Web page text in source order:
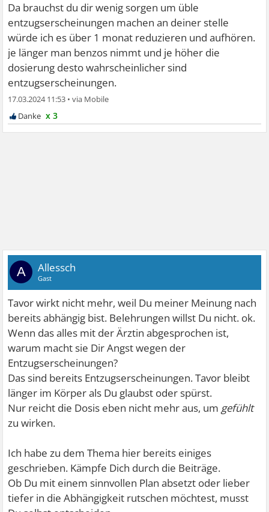
Da brauchst du dir wenig sorgen um üble
entzugserscheinungen machen an deiner stelle
würde ich es über 1 monat reduzieren und aufhören.
je länger man benzos nimmt und je höher die
dosierung desto wahrscheinlicher sind
entzugserscheinungen.
17.03.2024 11:53 •
x 3
A Allessch
Gast
Tavor wirkt nicht mehr, weil Du meiner Meinung nach
bereits abhängig bist. Belehrungen willst Du nicht. ok.
Wenn das alles mit der Ärztin abgesprochen ist,
warum macht sie Dir Angst wegen der
Entzugserscheinungen?
Das sind bereits Entzugserscheinungen. Tavor bleibt
länger im Körper als Du glaubst oder spürst.
Nur reicht die Dosis eben nicht mehr aus, um gefühlt
zu wirken.
Ich habe zu dem Thema hier bereits einiges
geschrieben. Kämpfe Dich durch die Beiträge.
Ob Du mit einem sinnvollen Plan absetzt oder lieber
tiefer in die Abhängigkeit rutschen möchtest, musst